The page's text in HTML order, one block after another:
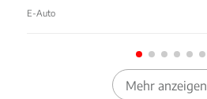
E-Auto
Mehr anzeigen